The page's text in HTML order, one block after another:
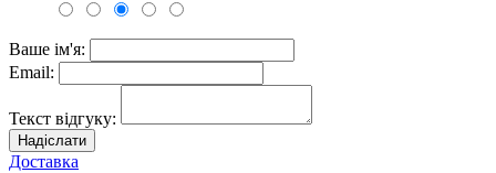
Ваше ім'я:
Email:
Текст відгуку:
Надіслати
Доставка